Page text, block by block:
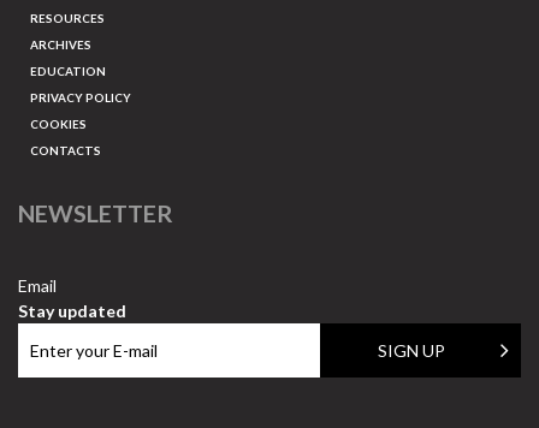
RESOURCES
ARCHIVES
EDUCATION
PRIVACY POLICY
COOKIES
CONTACTS
NEWSLETTER
Email
Stay updated